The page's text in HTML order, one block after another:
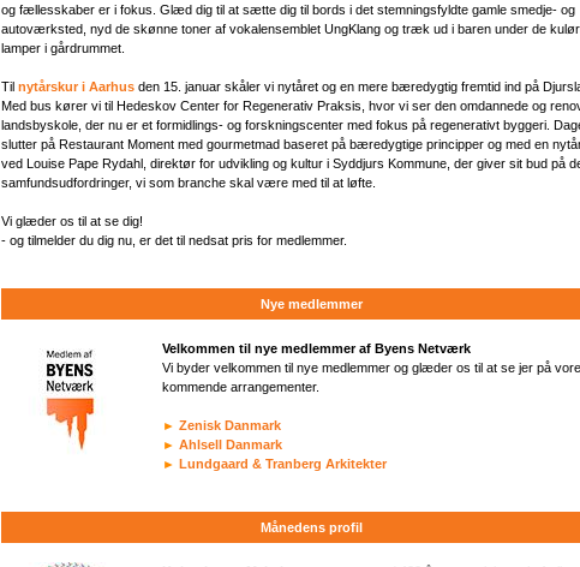
og fællesskaber er i fokus. Glæd dig til at sætte dig til bords i det stemningsfyldte gamle smedje- og
autoværksted, nyd de skønne toner af vokalensemblet UngKlang og træk ud i baren under de
lamper i gårdrummet.
Til nytårskur i Aarhus den 15. januar skåler vi nytåret og en mere bæredygtig fremtid ind på
Med bus kører vi til Hedeskov Center for Regenerativ Praksis, hvor vi ser den omdannede og
landsbyskole, der nu er et formidlings- og forskningscenter med fokus på regenerativt byggeri.
slutter på Restaurant Moment med gourmetmad baseret på bæredygtige principper og med en
ved Louise Pape Rydahl, direktør for udvikling og kultur i Syddjurs Kommune, der giver sit bud på
samfundsudfordringer, vi som branche skal være med til at løfte.
Vi glæder os til at se dig!
- og tilmelder du dig nu, er det til nedsat pris for medlemmer.
Nye medlemmer
Velkommen til nye medlemmer af Byens Netværk
Vi byder velkommen til nye medlemmer og glæder os til at se jer på
kommende arrangementer.
► Zenisk Danmark
► Ahlsell Danmark
► Lundgaard & Tranberg Arkitekter
Månedens profil